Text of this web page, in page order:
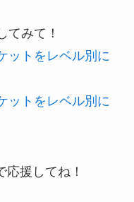
みて！
ットをレベル別に
ットをレベル別に
援してね！